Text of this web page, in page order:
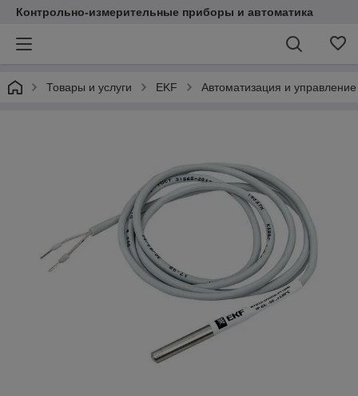
Контрольно-измерительные приборы и автоматика
Товары и услуги EKF Автоматизация и